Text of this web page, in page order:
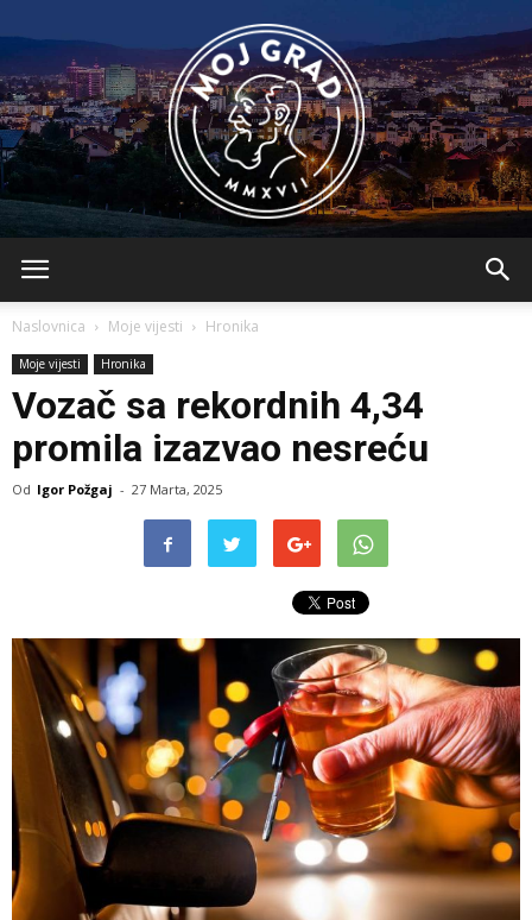
Naslovnica Moje vijesti Hronika
Moje vijesti Hronika
Vozač sa rekordnih 4,34
promila izazvao nesreću
Od Igor Požgaj - 27 Marta, 2025